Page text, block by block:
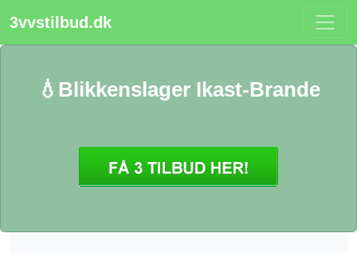
3vvstilbud.dk
💧Blikkenslager Ikast-Brande